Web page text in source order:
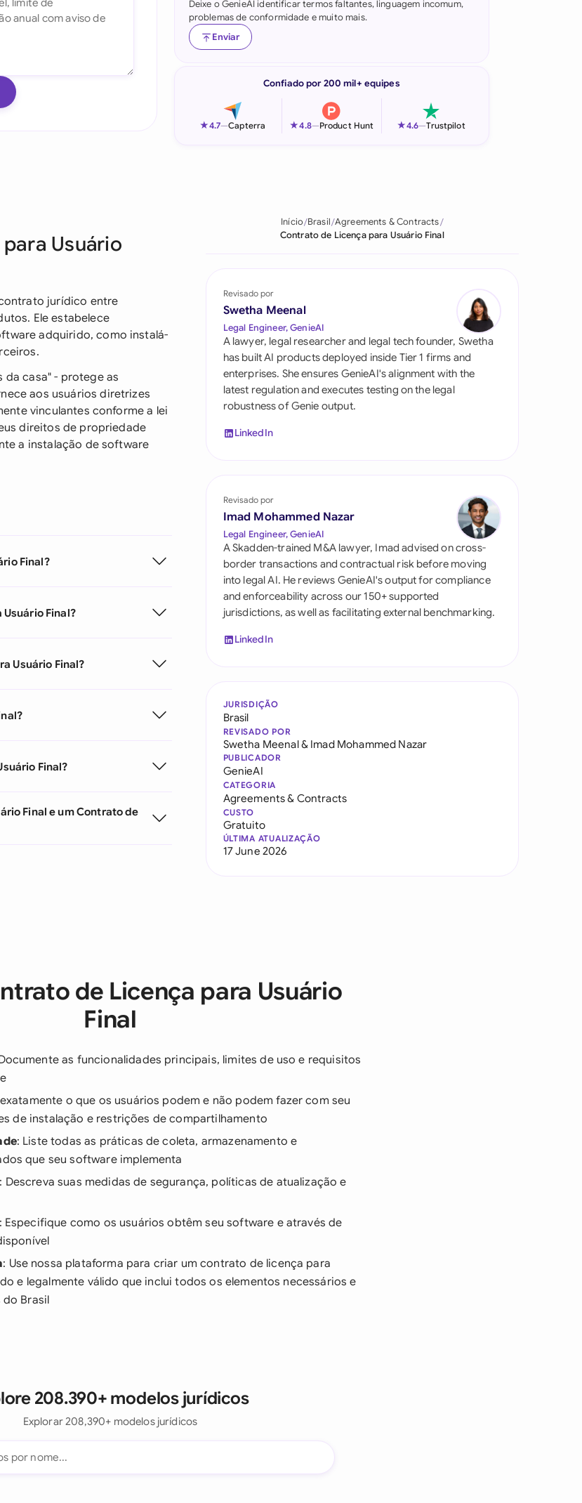
Indonesia
Ireland
Singapore
South Africa
Switzerland
United Kingdom
United States
Deixe o GenieAI identificar termos faltantes, linguagem incomum,
problemas de conformidade e muito mais.
Enviar
Confiado por 200 mil+ equipes
★4.7—Capterra ★4.8—Product Hunt ★4.6—Trustpilot
Usuário
jurídico entre
Ele estabelece
adquirido, como instalá-
da casa" - protege as
aos usuários diretrizes
vinculantes conforme a lei
direitos de propriedade
a instalação de software
Final?
Final?
Usuário Final?
Final?
Final e um Contrato de
Início Brasil Agreements & Contracts
Contrato de Licença para Usuário Final
Revisado por
Swetha Meenal
Legal Engineer, GenieAI
A lawyer, legal researcher and legal tech founder, Swetha
has built AI products deployed inside Tier 1 firms and
enterprises. She ensures GenieAI's alignment with the
latest regulation and executes testing on the legal
robustness of Genie output.
LinkedIn
Revisado por
Imad Mohammed Nazar
Legal Engineer, GenieAI
A Skadden-trained M&A lawyer, Imad advised on cross-
border transactions and contractual risk before moving
into legal AI. He reviews GenieAI's output for compliance
and enforceability across our 150+ supported
jurisdictions, as well as facilitating external benchmarking.
LinkedIn
JURISDIÇÃO
Brasil
REVISADO POR
Swetha Meenal& Imad Mohammed Nazar
PUBLICADOR
GenieAI
CATEGORIA
Agreements & Contracts
CUSTO
Gratuito
ÚLTIMA ATUALIZAÇÃO
17 June 2026
de Licença para Usuário
Final
as funcionalidades principais, limites de uso e requisitos
o que os usuários podem e não podem fazer com seu
de instalação e restrições de compartilhamento
: Liste todas as práticas de coleta, armazenamento e
que seu software implementa
: Descreva suas medidas de segurança, políticas de atualização e
: Especifique como os usuários obtêm seu software e através de
: Use nossa plataforma para criar um contrato de licença para
e legalmente válido que inclui todos os elementos necessários e
Brasil
208.390+ modelos jurídicos
Explorar 208,390+ modelos jurídicos